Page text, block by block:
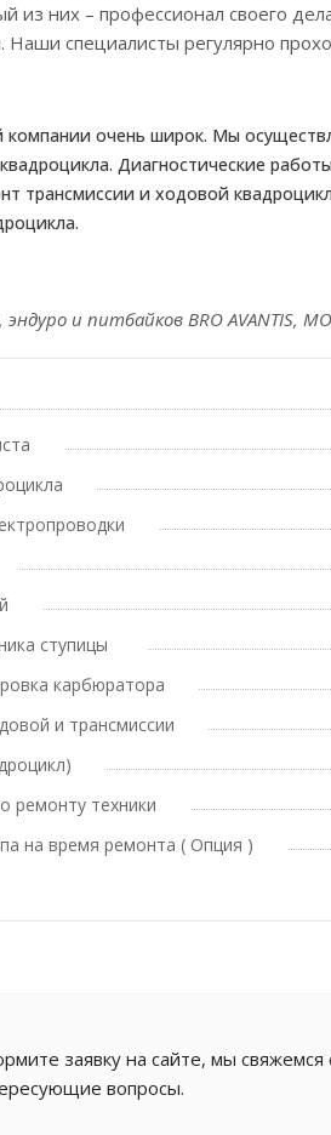
из них – профессионал своего
специалисты регулярно
компании очень широк. Мы
Диагностические
трансмиссии и ходовой
и питбайков BRO AVANTIS,
ступицы
карбюратора
и трансмиссии
ремонту техники
на время ремонта ( Опция )
заявку на сайте, мы
вопросы.